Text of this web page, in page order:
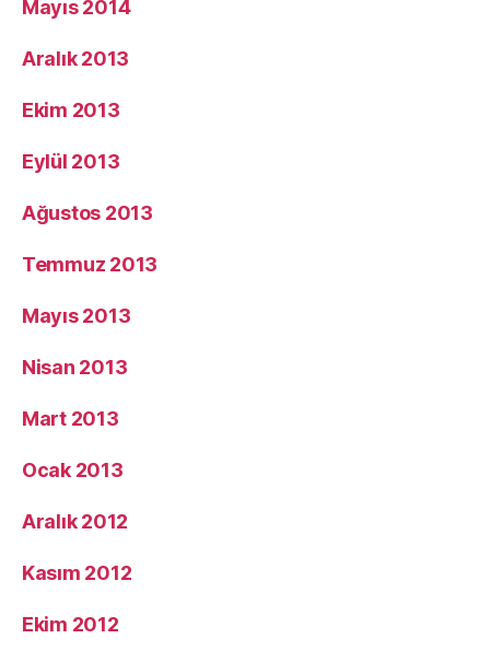
Mayıs 2014
Aralık 2013
Ekim 2013
Eylül 2013
Ağustos 2013
Temmuz 2013
Mayıs 2013
Nisan 2013
Mart 2013
Ocak 2013
Aralık 2012
Kasım 2012
Ekim 2012